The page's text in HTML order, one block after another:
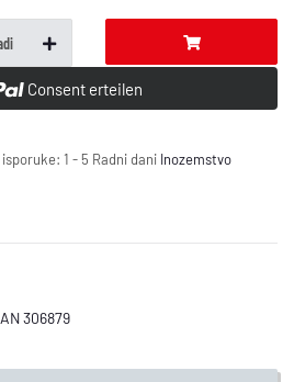
Consent erteilen
isporuke: 1 - 5 Radni dani Inozemstvo
306879